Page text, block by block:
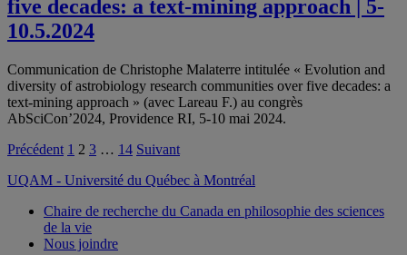
five decades: a text-mining approach | 5-
10.5.2024
Communication de Christophe Malaterre intitulée « Evolution and
diversity of astrobiology research communities over five decades: a
text-mining approach » (avec Lareau F.) au congrès
AbSciCon’2024, Providence RI, 5-10 mai 2024.
Pagination
des
publications
Précédent 1 2 3 … 14 Suivant
UQAM - Université du Québec à Montréal
Chaire de recherche du Canada en philosophie des sciences
de la vie
Nous joindre